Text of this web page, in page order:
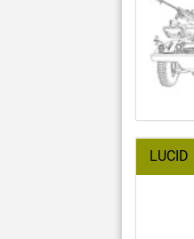
LUCID